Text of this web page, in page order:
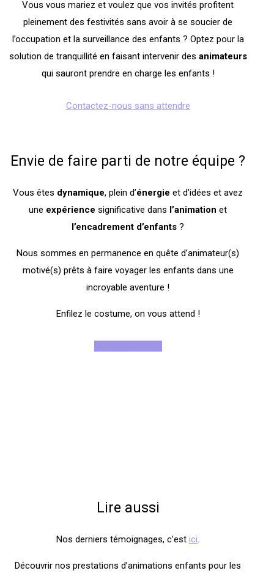
Vous vous mariez et voulez que vos invités profitent
pleinement des festivités sans avoir à se soucier de
l’occupation et la surveillance des enfants ? Optez pour la
solution de tranquillité en faisant intervenir des animateurs
qui sauront prendre en charge les enfants !
Contactez-nous sans attendre
Envie de faire parti de notre équipe ?
Vous êtes dynamique, plein d’énergie et d’idées et avez
une expérience significative dans l’animation et
l’encadrement d’enfants ?
Nous sommes en permanence en quête d’animateur(s)
motivé(s) prêts à faire voyager les enfants dans une
incroyable aventure !
Enfilez le costume, on vous attend !
Lire aussi
Nos derniers témoignages, c’est ici.
Découvrir nos prestations d’animations enfants pour les